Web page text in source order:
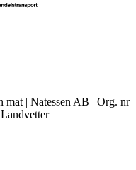
| Natessen AB | Org. nr